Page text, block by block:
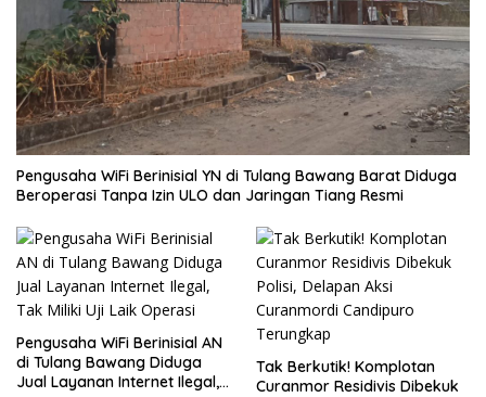
Pengusaha WiFi Berinisial YN di Tulang Bawang Barat Diduga
Beroperasi Tanpa Izin ULO dan Jaringan Tiang Resmi
Pengusaha WiFi Berinisial AN
di Tulang Bawang Diduga
Jual Layanan Internet Ilegal,
Tak Berkutik! Komplotan
Curanmor Residivis Dibekuk